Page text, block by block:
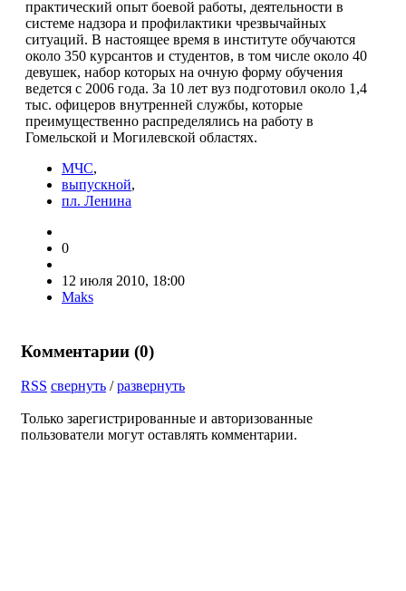
практический опыт боевой работы, деятельности в
системе надзора и профилактики чрезвычайных
ситуаций. В настоящее время в институте обучаются
около 350 курсантов и студентов, в том числе около 40
девушек, набор которых на очную форму обучения
ведется с 2006 года. За 10 лет вуз подготовил около 1,4
тыс. офицеров внутренней службы, которые
преимущественно распределялись на работу в
Гомельской и Могилевской областях.
МЧС,
выпускной,
пл. Ленина
0
12 июля 2010, 18:00
Maks
Комментарии (0)
RSS свернуть /развернуть
Только зарегистрированные и авторизованные
пользователи могут оставлять комментарии.